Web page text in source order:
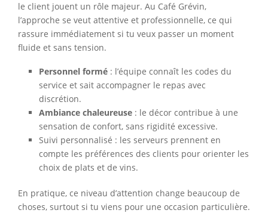
le client jouent un rôle majeur. Au Café Grévin,
l’approche se veut attentive et professionnelle, ce qui
rassure immédiatement si tu veux passer un moment
fluide et sans tension.
Personnel formé : l’équipe connaît les codes du
service et sait accompagner le repas avec
discrétion.
Ambiance chaleureuse : le décor contribue à une
sensation de confort, sans rigidité excessive.
Suivi personnalisé : les serveurs prennent en
compte les préférences des clients pour orienter les
choix de plats et de vins.
En pratique, ce niveau d’attention change beaucoup de
choses, surtout si tu viens pour une occasion particulière.